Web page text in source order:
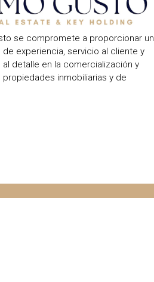
se compromete a proporcionar un
de experiencia, servicio al cliente y
al detalle en la comercialización y
propiedades inmobiliarias y de